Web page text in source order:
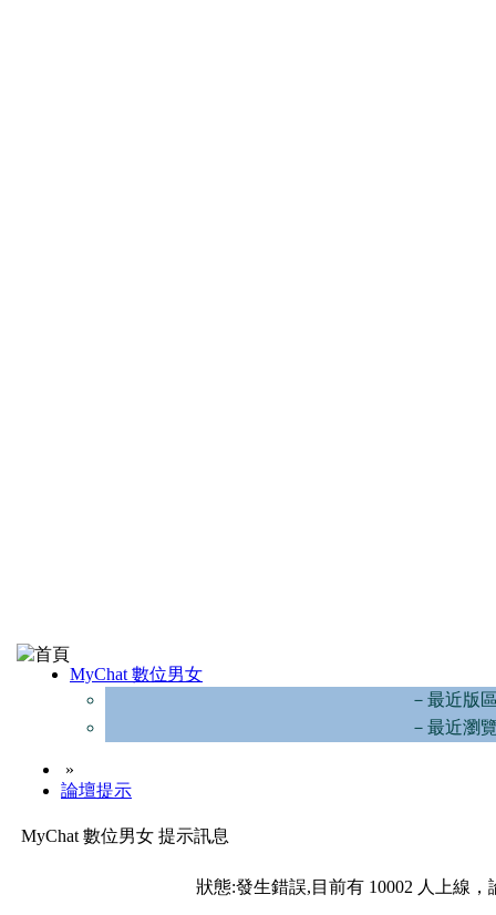
MyChat 數位男女
－最近版
－最近瀏
»
論壇提示
MyChat 數位男女 提示訊息
狀態:發生錯誤,目前有 10002 人上線